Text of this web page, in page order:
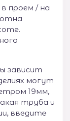
проем / на
зависит
могут
19мм,
труба и
введите